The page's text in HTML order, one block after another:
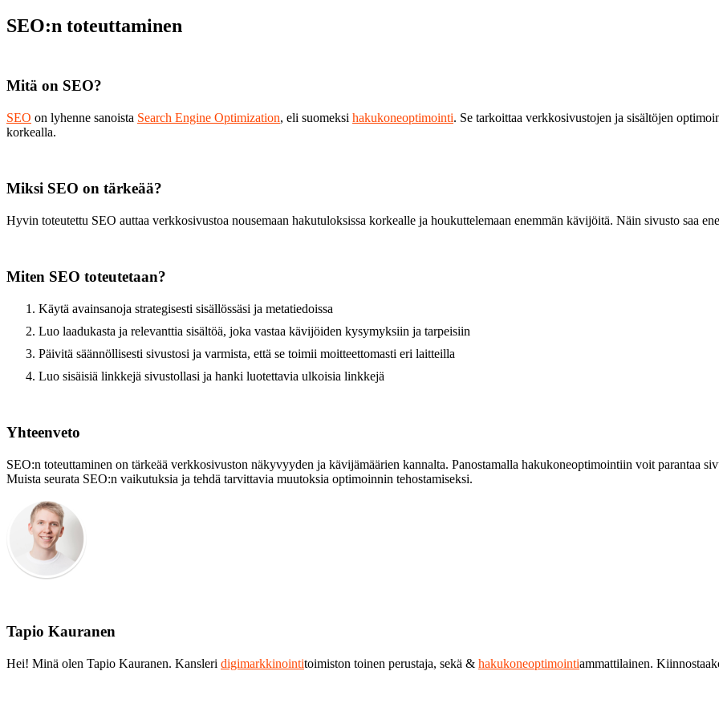
SEO:n toteuttaminen
Mitä on SEO?
SEO on lyhenne sanoista Search Engine Optimization, eli suomeksi hakukoneoptimointi. Se tarkoittaa verkkosivustojen ja sisältöjen
korkealla.
Miksi SEO on tärkeää?
Hyvin toteutettu SEO auttaa verkkosivustoa nousemaan hakutuloksissa korkealle ja houkuttelemaan enemmän kävijöitä. Näin sivusto saa
Miten SEO toteutetaan?
Käytä avainsanoja strategisesti sisällössäsi ja metatiedoissa
Luo laadukasta ja relevanttia sisältöä, joka vastaa kävijöiden kysymyksiin ja tarpeisiin
Päivitä säännöllisesti sivustosi ja varmista, että se toimii moitteettomasti eri laitteilla
Luo sisäisiä linkkejä sivustollasi ja hanki luotettavia ulkoisia linkkejä
Yhteenveto
SEO:n toteuttaminen on tärkeää verkkosivuston näkyvyyden ja kävijämäärien kannalta. Panostamalla hakukoneoptimointiin voit parantaa
Muista seurata SEO:n vaikutuksia ja tehdä tarvittavia muutoksia optimoinnin tehostamiseksi.
Tapio Kauranen
Hei! Minä olen Tapio Kauranen. Kansleri digimarkkinointitoimiston toinen perustaja, sekä & hakukoneoptimointiammattilainen.